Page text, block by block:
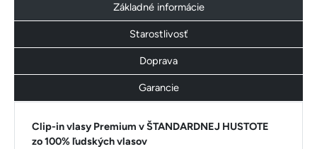
Základné informácie
Starostlivosť
Doprava
Garancie
Clip-in vlasy Premium v ŠTANDARDNEJ HUSTOTE
zo 100% ľudských vlasov